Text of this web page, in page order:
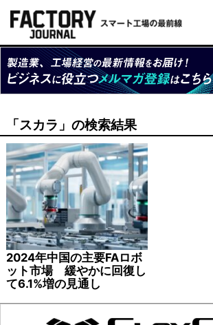
「スカラ」の検索結果
2024年中国の主要FAロボ
ット市場 緩やかに回復し
て6.1%増の見通し